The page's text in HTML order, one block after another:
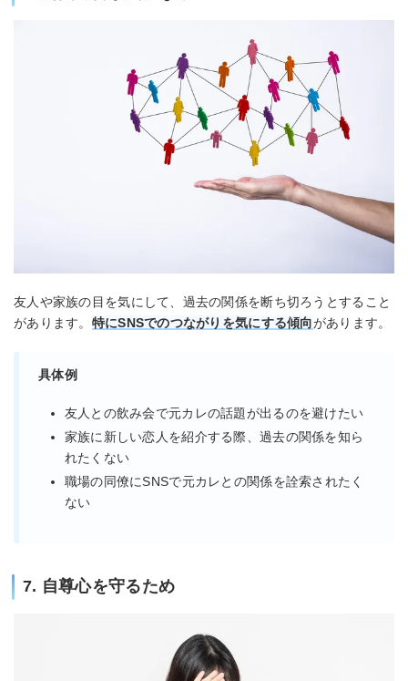
友人や家族の目を気にして、過去の関係を断ち切ろうとすること
があります。 特にSNSでのつながりを気にする傾向があります。
具体例
友人との飲み会で元カレの話題が出るのを避けたい
家族に新しい恋人を紹介する際、過去の関係を知ら
れたくない
職場の同僚にSNSで元カレとの関係を詮索されたく
ない
7. 自尊心を守るため